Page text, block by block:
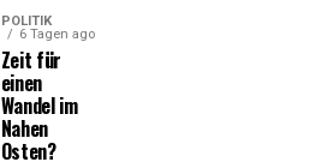
POLITIK
6 Tagen ago
Zeit für
einen
Wandel im
Nahen
Osten?